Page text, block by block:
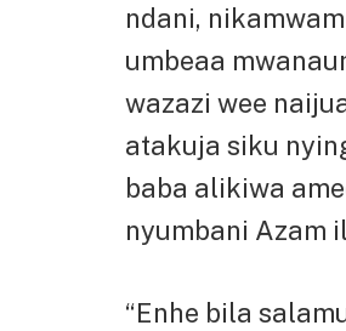
ndani,
umbeaa
wazazi wee
atakuja siku
baba alikiwa
nyumbani Azam
“Enhe bila